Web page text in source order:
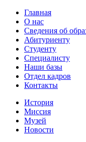
Главная
О нас
Сведения об
Абитуриенту
Студенту
Специалисту
Наши базы
Отдел кадров
Контакты
История
Миссия
Музей
Новости